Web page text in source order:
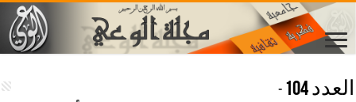
العدد 104
-